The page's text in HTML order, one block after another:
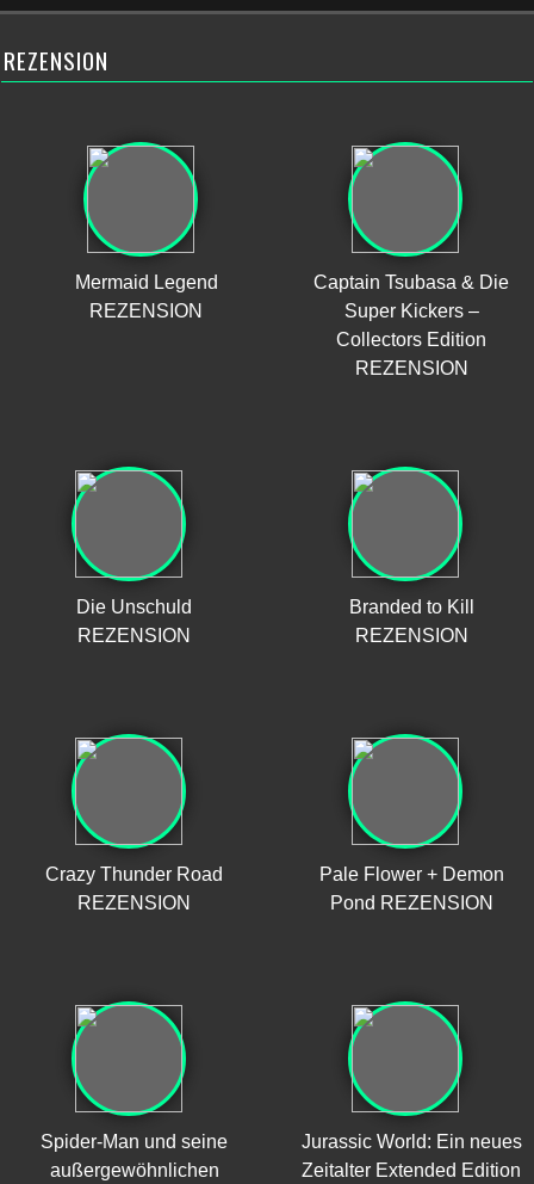
REZENSION
Mermaid Legend
REZENSION
Captain Tsubasa & Die
Super Kickers –
Collectors Edition
REZENSION
Die Unschuld
REZENSION
Branded to Kill
REZENSION
Crazy Thunder Road
REZENSION
Pale Flower + Demon
Pond REZENSION
Spider-Man und seine
außergewöhnlichen
Jurassic World: Ein neues
Zeitalter Extended Edition